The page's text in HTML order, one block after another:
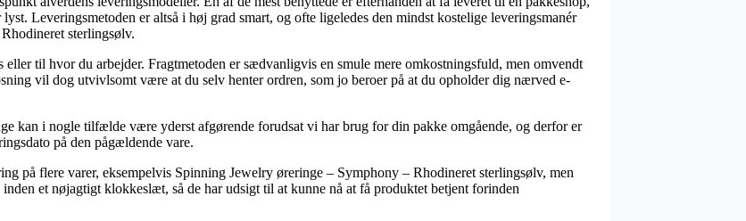
Leveringsmetoden er altså i høj grad smart, og ofte ligeledes den mindst kostelige leveringsmanér
sterlingsølv.
til hvor du arbejder. Fragtmetoden er sædvanligvis en smule mere omkostningsfuld, men omvendt
vil dog utvivlsomt være at du selv henter ordren, som jo beroer på at du opholder dig nærved e-
kan i nogle tilfælde være yderst afgørende forudsat vi har brug for din pakke omgående, og derfor er
på den pågældende vare.
på flere varer, eksempelvis Spinning Jewelry øreringe – Symphony – Rhodineret sterlingsølv, men
et nøjagtigt klokkeslæt, så de har udsigt til at kunne nå at få produktet betjent forinden